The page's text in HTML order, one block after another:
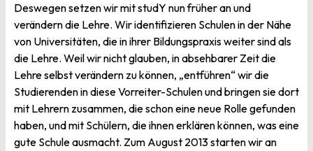
Deswegen setzen wir mit studY nun früher an und
verändern die Lehre. Wir identifizieren Schulen in der Nähe
von Universitäten, die in ihrer Bildungspraxis weiter sind als
die Lehre. Weil wir nicht glauben, in absehbarer Zeit die
Lehre selbst verändern zu können, „entführen“ wir die
Studierenden in diese Vorreiter-Schulen und bringen sie dort
mit Lehrern zusammen, die schon eine neue Rolle gefunden
haben, und mit Schülern, die ihnen erklären können, was eine
gute Schule ausmacht. Zum August 2013 starten wir an